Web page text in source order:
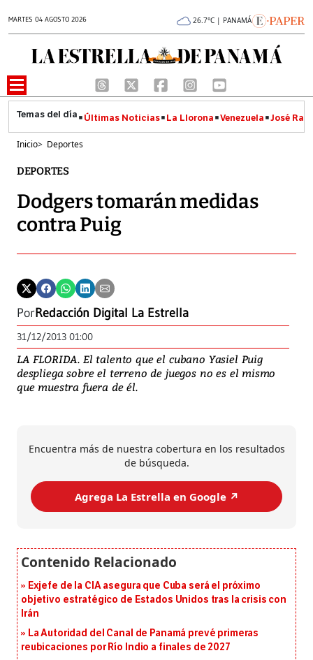
MARTES 04 AGOSTO 2026 26.7°C | PANAMÁ
Últimas Noticias La Llorona Venezuela José
Inicio> Deportes
DEPORTES
Dodgers tomarán medidas
contra Puig
PorRedacción Digital La Estrella
31/12/2013 01:00
LA FLORIDA. El talento que el cubano Yasiel Puig
despliega sobre el terreno de juegos no es el mismo
que muestra fuera de él.
Encuentra más de nuestra cobertura en los resultados
de búsqueda.
Agrega La Estrella en Google ↗️
Exjefe de la CIA asegura que Cuba será el próximo
objetivo estratégico de Estados Unidos tras la crisis con
Irán
La Autoridad del Canal de Panamá prevé primeras
reubicaciones por Río Indio a finales de 2027